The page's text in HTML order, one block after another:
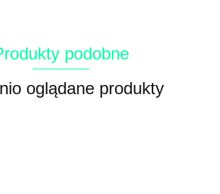
podobne
oglądane produkty